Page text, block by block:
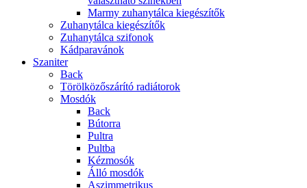
Marmy zuhanytálca kiegészítők
Zuhanytálca kiegészítők
Zuhanytálca szifonok
Kádparavánok
Szaniter
Back
Törölközőszárító radiátorok
Mosdók
Back
Bútorra
Pultra
Pultba
Kézmosók
Álló mosdók
Aszimmetrikus